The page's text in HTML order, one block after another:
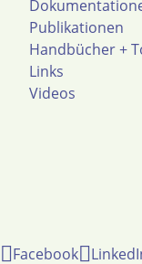
Publikationen
Handbücher +
Links
Videos
Facebook